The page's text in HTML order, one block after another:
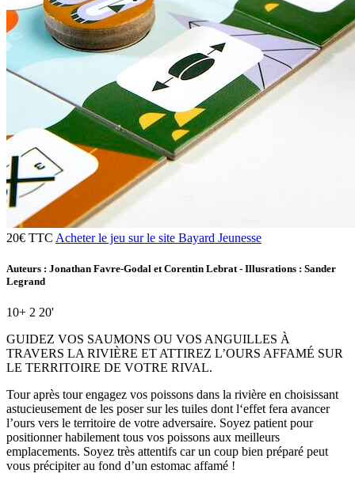
20€ TTC Acheter le jeu sur le site Bayard Jeunesse
Auteurs : Jonathan Favre-Godal et Corentin Lebrat - Illusrations : Sander
Legrand
10+ 2 20'
GUIDEZ VOS SAUMONS OU VOS ANGUILLES À
TRAVERS LA RIVIÈRE ET ATTIREZ L’OURS AFFAMÉ SUR
LE TERRITOIRE DE VOTRE RIVAL.
Tour après tour engagez vos poissons dans la rivière en choisissant
astucieusement de les poser sur les tuiles dont l‘effet fera avancer
l’ours vers le territoire de votre adversaire. Soyez patient pour
positionner habilement tous vos poissons aux meilleurs
emplacements. Soyez très attentifs car un coup bien préparé peut
vous précipiter au fond d’un estomac affamé !